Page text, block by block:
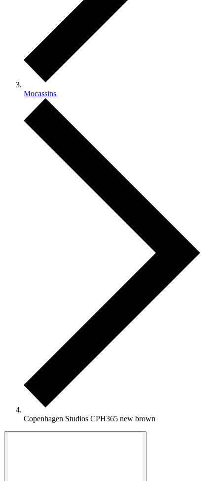
Mocassins
Copenhagen Studios CPH365 new brown